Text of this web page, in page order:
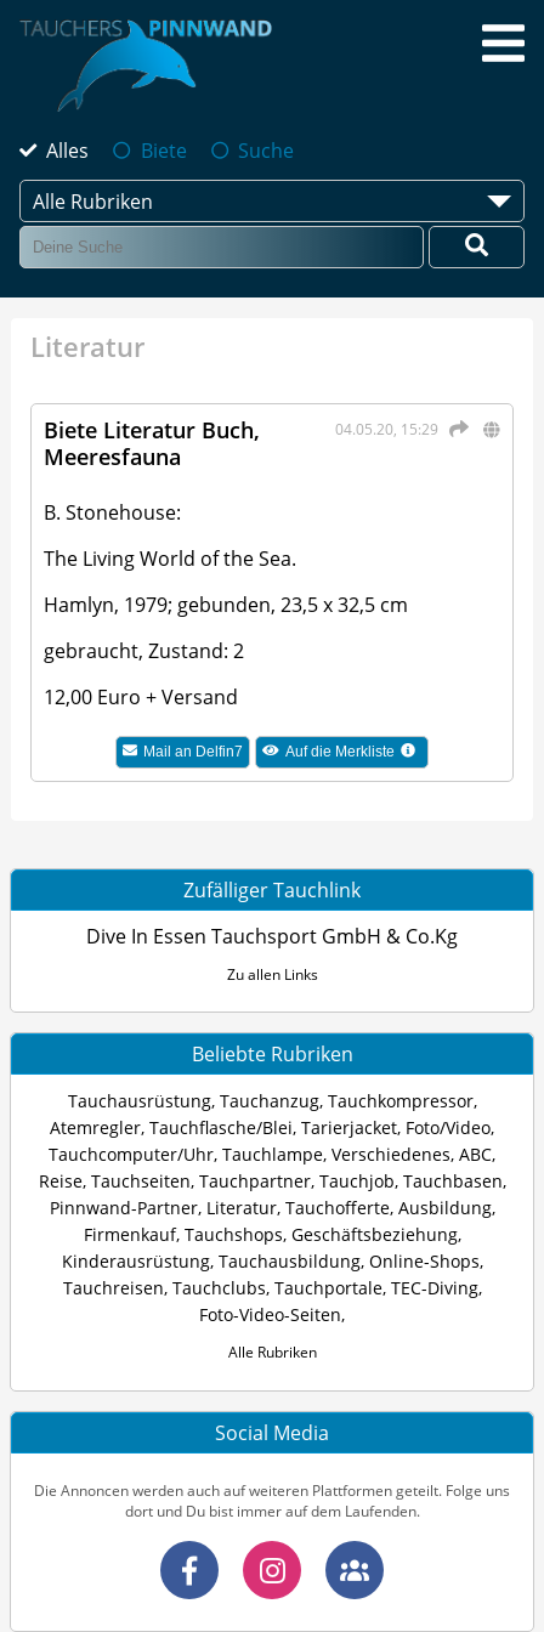
Alles Biete
Suche
Alle Rubriken
Literatur
04.05.20, 15:29
Biete Literatur Buch,
Meeresfauna
B. Stonehouse:
The Living World of the Sea.
Hamlyn, 1979; gebunden, 23,5 x 32,5 cm
gebraucht, Zustand: 2
12,00 Euro + Versand
Mail an Delfin7 Auf die Merkliste
Zufälliger Tauchlink
Dive In Essen Tauchsport GmbH & Co.Kg
Zu allen Links
Beliebte Rubriken
Tauchausrüstung, Tauchanzug, Tauchkompressor,
Atemregler, Tauchflasche/Blei, Tarierjacket, Foto/Video,
Tauchcomputer/Uhr, Tauchlampe, Verschiedenes, ABC,
Reise, Tauchseiten, Tauchpartner, Tauchjob, Tauchbasen,
Pinnwand-Partner, Literatur, Tauchofferte, Ausbildung,
Firmenkauf, Tauchshops, Geschäftsbeziehung,
Kinderausrüstung, Tauchausbildung, Online-Shops,
Tauchreisen, Tauchclubs, Tauchportale, TEC-Diving,
Foto-Video-Seiten,
Alle Rubriken
Social Media
Die Annoncen werden auch auf weiteren Plattformen geteilt. Folge uns
dort und Du bist immer auf dem Laufenden.